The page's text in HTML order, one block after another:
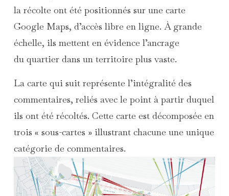
la récolte ont été positionnés sur une carte
Google Maps, d’accès libre en ligne. À grande
échelle, ils mettent en évidence l’ancrage
du quartier dans un territoire plus vaste.
La carte qui suit représente l’intégralité des
commentaires, reliés avec le point à partir duquel
ils ont été récoltés. Cette carte est décomposée en
trois « sous-cartes » illustrant chacune une unique
catégorie de commentaires.